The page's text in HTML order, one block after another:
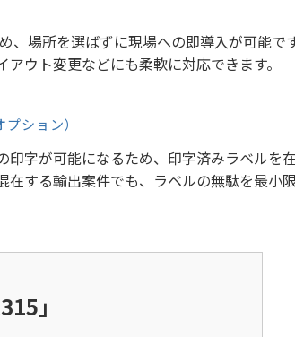
場所を選ばずに現場への即導入が可能です
ウト変更などにも柔軟に対応できます。
ション）
字が可能になるため、印字済みラベルを
する輸出案件でも、ラベルの無駄を最小
」